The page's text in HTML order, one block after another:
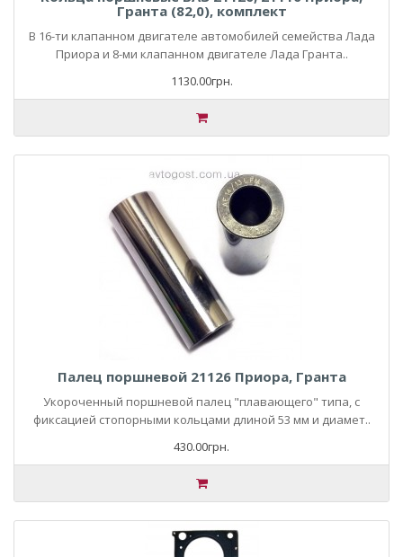
Гранта (82,0), комплект
В 16-ти клапанном двигателе автомобилей семейства Лада
Приора и 8-ми клапанном двигателе Лада Гранта..
1130.00грн.
Палец поршневой 21126 Приора, Гранта
Укороченный поршневой палец "плавающего" типа, с
фиксацией стопорными кольцами длиной 53 мм и диамет..
430.00грн.